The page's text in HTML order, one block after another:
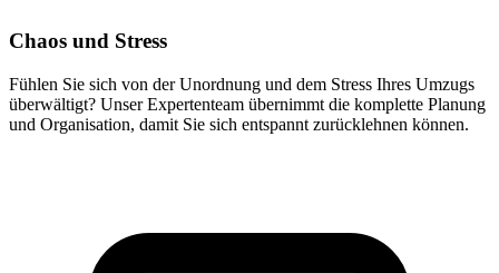
Chaos und Stress
Fühlen Sie sich von der Unordnung und dem Stress Ihres Umzugs
überwältigt? Unser Expertenteam übernimmt die komplette Planung
und Organisation, damit Sie sich entspannt zurücklehnen können.